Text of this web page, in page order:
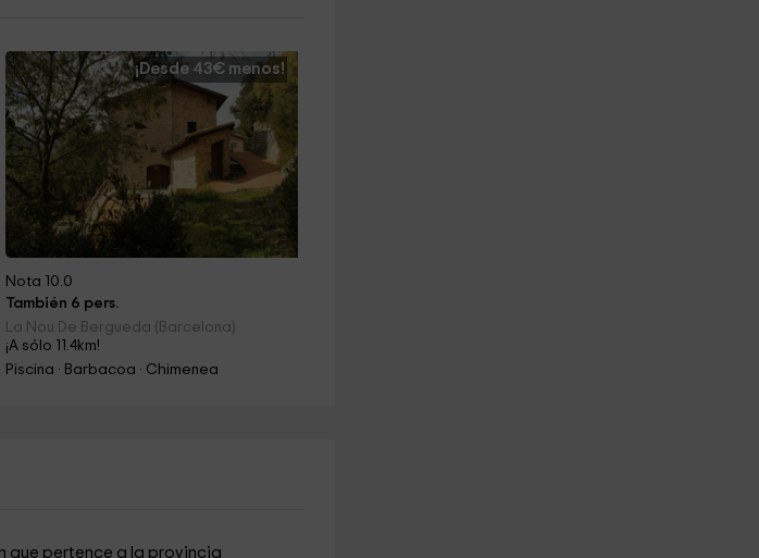
¡Desde 43€ menos!
Nota 10.0
También 6 pers.
La Nou De Bergueda (Barcelona)
¡A sólo 11.4km!
Piscina · Barbacoa · Chimenea
que pertence a la provincia